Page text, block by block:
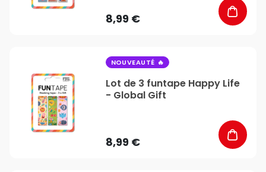
8,99 €
NOUVEAUTÉ
Lot de 3 funtape Happy Life
- Global Gift
8,99 €